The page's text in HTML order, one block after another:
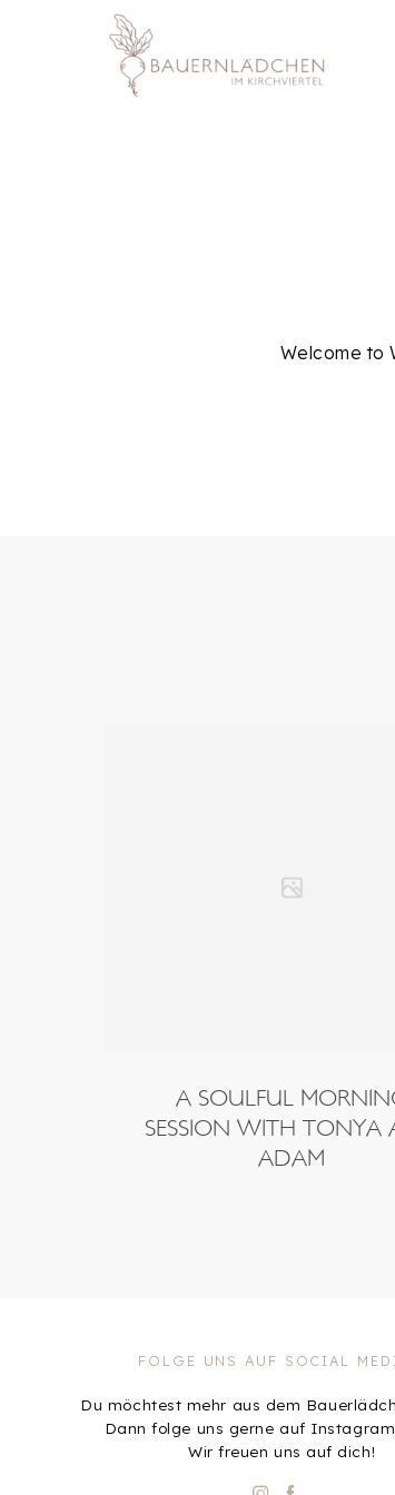
Welcome to
A SOULFUL
SESSION WITH TONYA
ADAM
FOLGE UNS AUF SOCIAL
Du möchtest mehr aus dem
Dann folge uns gerne auf Instagram
Wir freuen uns auf dich!